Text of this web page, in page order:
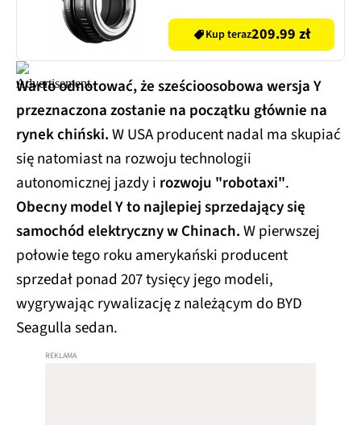
Kup teraz209.99 zł
Warto odnotować, że sześcioosobowa wersja Y
przeznaczona zostanie na początku głównie na
rynek chiński.W USA producent nadal ma skupiać
się natomiast na rozwoju technologii
autonomicznej jazdy i rozwoju "robotaxi".
Obecny model Y to najlepiej sprzedający się
samochód elektryczny w Chinach.W pierwszej
połowie tego roku amerykański producent
sprzedał ponad 207 tysięcy jego modeli,
wygrywając rywalizację z należącym do BYD
Seagulla sedan.